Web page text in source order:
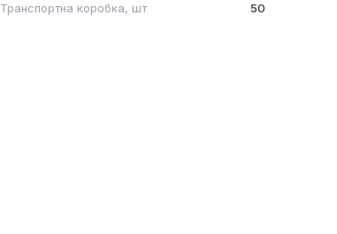
Транспортна коробка, шт 50